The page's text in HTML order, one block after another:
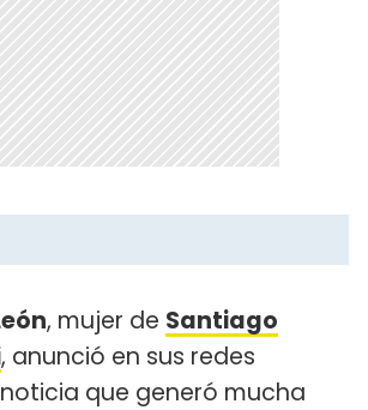
, mujer de Santiago
, anunció en sus redes
que generó mucha